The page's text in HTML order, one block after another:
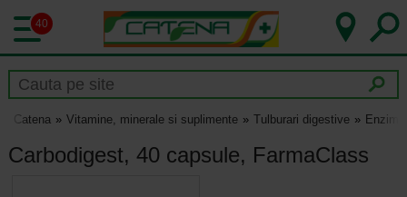
40
Catena Vitamine, minerale si suplimente Tulburari digestive
Carbodigest, 40 capsule, FarmaClass